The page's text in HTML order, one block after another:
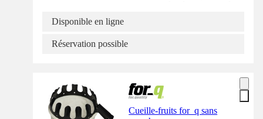
Disponible en ligne
Réservation possible
Cueille-fruits for_q sans